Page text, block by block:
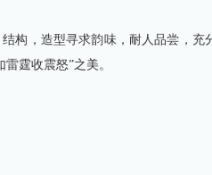
构，造型寻求韵味，耐人品尝，
霆收震怒”之美。